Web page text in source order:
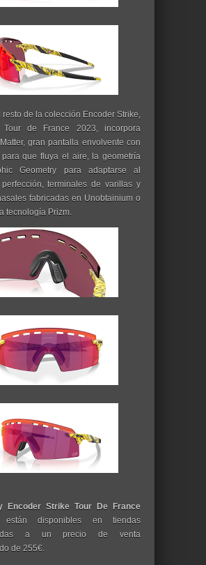
resto de la colección Encoder Strike,
Tour de France 2023, incorpora
gran pantalla envolvente con
que fluya el aire, la geometría
Geometry para adaptarse al
terminales de varillas y
fabricadas en Unobtainium o
tecnología Prizm.
Encoder Strike Tour De France
disponibles en tiendas
a un precio de venta
de 255€.